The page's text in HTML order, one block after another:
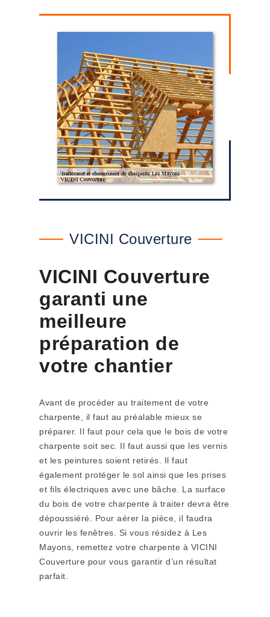
VICINI Couverture
VICINI Couverture
garanti une
meilleure
préparation de
votre chantier
Avant de procéder au traitement de votre
charpente, il faut au préalable mieux se
préparer. Il faut pour cela que le bois de votre
charpente soit sec. Il faut aussi que les vernis
et les peintures soient retirés. Il faut
également protéger le sol ainsi que les prises
et fils électriques avec une bâche. La surface
du bois de votre charpente à traiter devra être
dépoussiéré. Pour aérer la pièce, il faudra
ouvrir les fenêtres. Si vous résidez à Les
Mayons, remettez votre charpente à VICINI
Couverture pour vous garantir d’un résultat
parfait.